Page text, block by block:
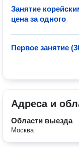
Занятие
цена за одного
Первое занятие
Адреса и
Области выезда
Москва